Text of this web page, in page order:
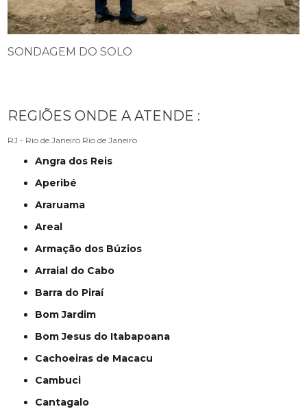
SONDAGEM DO SOLO
REGIÕES ONDE A ATENDE :
RJ - Rio de Janeiro Rio de Janeiro
Angra dos Reis
Aperibé
Araruama
Areal
Armação dos Búzios
Arraial do Cabo
Barra do Piraí
Bom Jardim
Bom Jesus do Itabapoana
Cachoeiras de Macacu
Cambuci
Cantagalo